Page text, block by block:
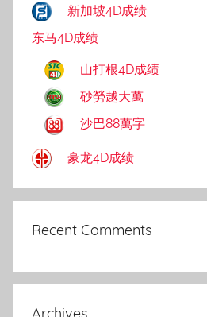
新加坡4D成绩
东马4D成绩
山打根4D成绩
砂勞越大萬
沙巴88萬字
豪龙4D成绩
Recent Comments
Archives